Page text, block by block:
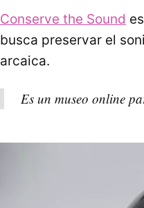
Conserve the Sound
busca preservar el
arcaica.
Es un museo online